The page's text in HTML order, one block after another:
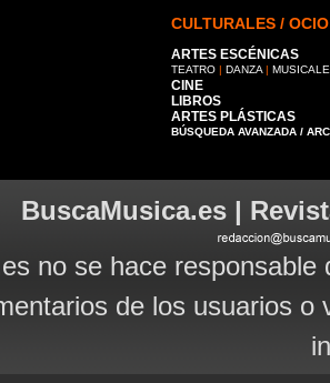
CULTURALES / OCIO
ARTES ESCÉNICAS
TEATRO | DANZA |
CINE
LIBROS
ARTES PLÁSTICAS
BÚSQUEDA AVANZADA /
BuscaMusica.es |
no se hace
de los usuarios